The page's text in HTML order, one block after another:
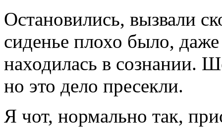
Остановились, вызвали
сиденье плохо было,
находилась в сознании.
но это дело пресекли.
Я чот, нормально так,